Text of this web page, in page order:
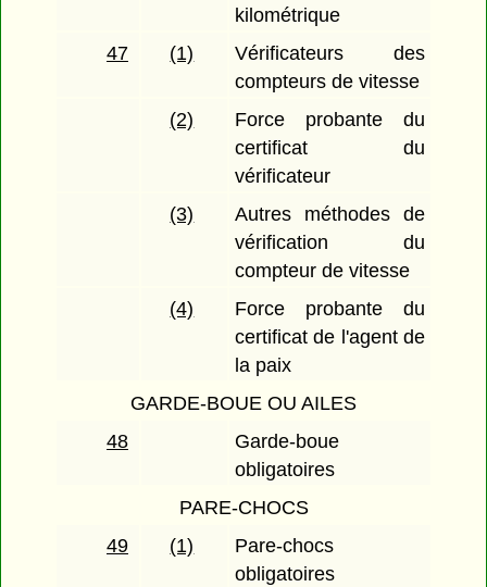
kilométrique
47
(1)
Vérificateurs des
compteurs de vitesse
(2)
Force probante du
certificat du
vérificateur
(3)
Autres méthodes de
vérification du
compteur de vitesse
(4)
Force probante du
certificat de l'agent de
la paix
GARDE-BOUE OU AILES
48
Garde-boue
obligatoires
PARE-CHOCS
49
(1)
Pare-chocs
obligatoires